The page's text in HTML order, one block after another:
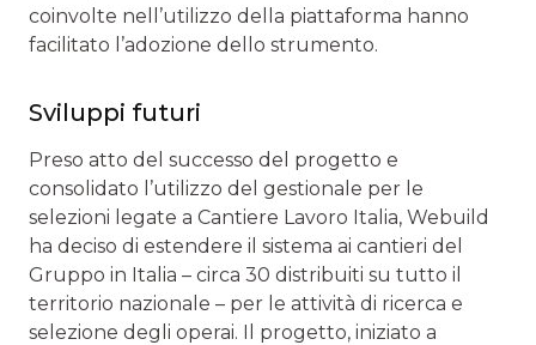
coinvolte nell’utilizzo della piattaforma hanno
facilitato l’adozione dello strumento.
Sviluppi futuri
Preso atto del successo del progetto e
consolidato l’utilizzo del gestionale per le
selezioni legate a Cantiere Lavoro Italia, Webuild
ha deciso di estendere il sistema ai cantieri del
Gruppo in Italia – circa 30 distribuiti su tutto il
territorio nazionale – per le attività di ricerca e
selezione degli operai. Il progetto, iniziato a